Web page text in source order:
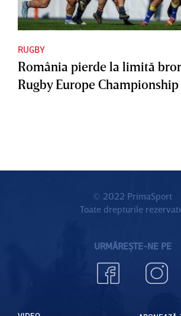
RUGBY
România pierde la limită
Rugby Europe Championship
© 2022 PrimaSport
Toate drepturile
URMĂREȘTE-NE PE